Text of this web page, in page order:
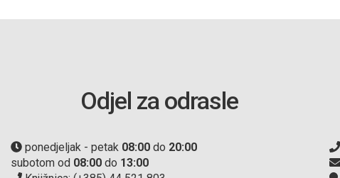
Odjel za odrasle
ponedjeljak - petak 08:00 do 20:00
subotom od 08:00 do 13:00